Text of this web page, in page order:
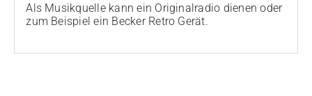
Als Musikquelle kann ein Originalradio dienen oder
zum Beispiel ein Becker Retro Gerät.